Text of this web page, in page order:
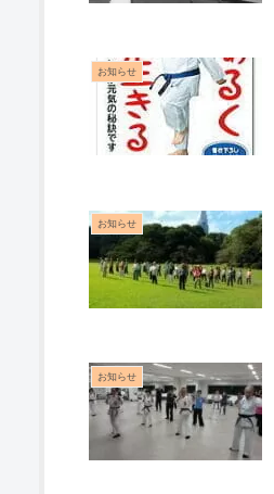
お知らせ
お知らせ
お知らせ